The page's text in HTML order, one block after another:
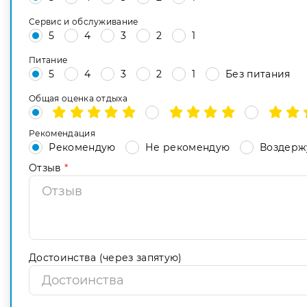
Сервис и обслуживание
5 4 3 2 1
Питание
5 4 3 2 1 Без питания
Общая оценка отдыха
Рекомендация
Рекомендую Не рекомендую
Отзыв *
Достоинства (через запятую)